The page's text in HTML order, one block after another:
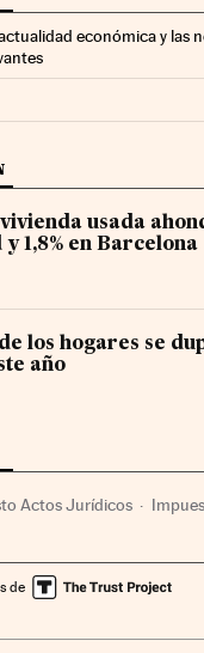
económica y las
en Facebook
Días en Twitter
usada
y 1,8% en Barcelona
los hogares se
año
Actos Jurídicos
hipotecario Mercados
de